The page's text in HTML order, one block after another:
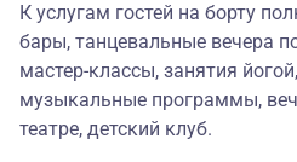
К услугам гостей на борту
бары, танцевальные вечера
мастер-классы, занятия
музыкальные программы,
театре, детский клуб.